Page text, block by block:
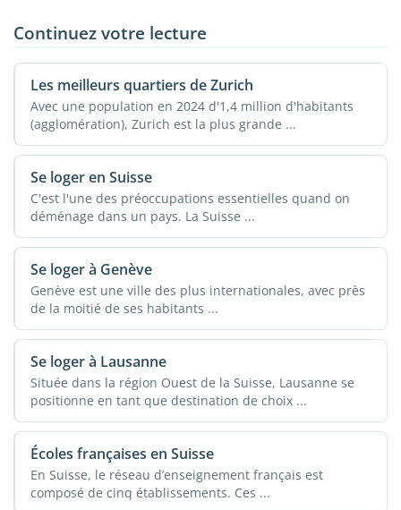
Continuez votre lecture
Les meilleurs quartiers de Zurich
Avec une population en 2024 d'1,4 million d'habitants
(agglomération), Zurich est la plus grande ...
Se loger en Suisse
C'est l'une des préoccupations essentielles quand on
déménage dans un pays. La Suisse ...
Se loger à Genève
Genève est une ville des plus internationales, avec près
de la moitié de ses habitants ...
Se loger à Lausanne
Située dans la région Ouest de la Suisse, Lausanne se
positionne en tant que destination de choix ...
Écoles françaises en Suisse
En Suisse, le réseau d’enseignement français est
composé de cinq établissements. Ces ...